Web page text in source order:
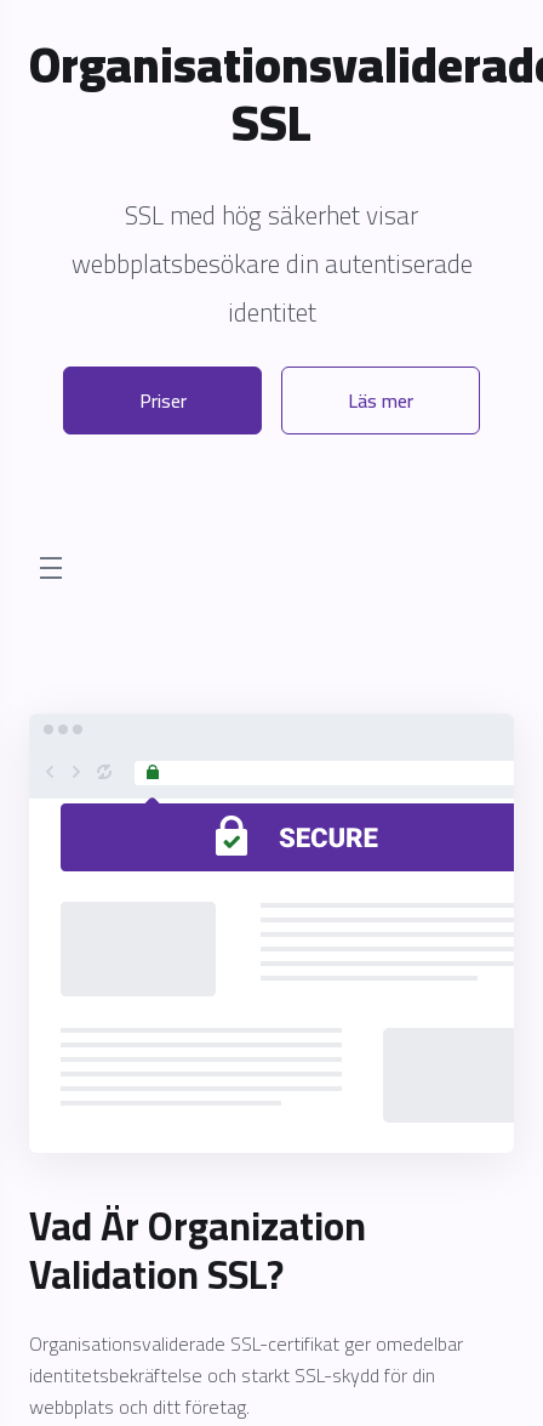
SSL
SSL med hög säkerhet visar
webbplatsbesökare din autentiserade
identitet
Priser Läs mer
store.toggleNav
Vad Är Organization
Validation SSL?
Organisationsvaliderade SSL-certifikat ger omedelbar
identitetsbekräftelse och starkt SSL-skydd för din
webbplats och ditt företag.